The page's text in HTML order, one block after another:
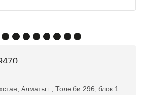
Алматы г., Толе би 296, блок 1